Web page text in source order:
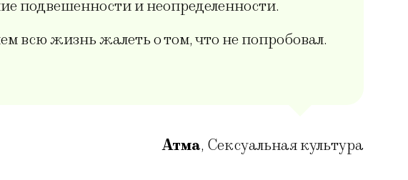
подвешенности и неопределенности.
всю жизнь жалеть о том, что не попробовал.
Атма, Сексуальная культура